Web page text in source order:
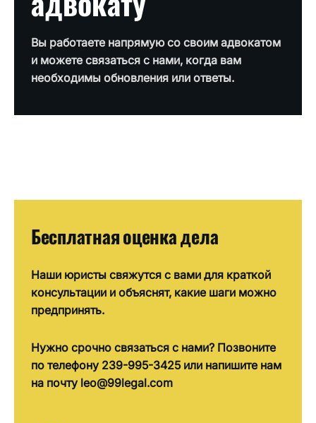
Вы работаете напрямую со своим адвокатом
и можете связаться с нами, когда вам
необходимы обновления или ответы.
Бесплатная оценка дела
Наши юристы свяжутся с вами для краткой
консультации и объяснят, какие шаги можно
предпринять.
Нужно срочно связаться с нами? Позвоните
по телефону 239-995-3425 или напишите нам
на почту leo@99legal.com